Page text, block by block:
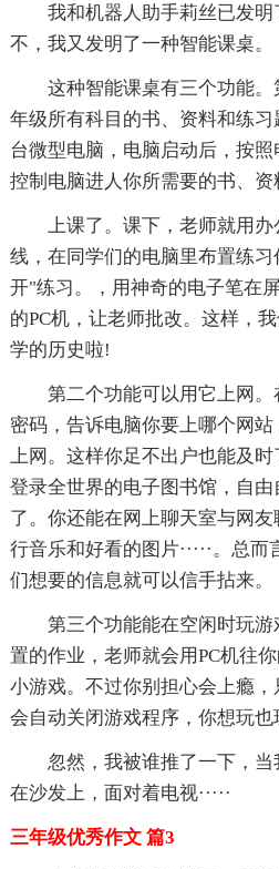
我和机器人助手莉丝已发
不，我又发明了一种智能课桌。
这种智能课桌有三个功能
年级所有科目的书、资料和练
台微型电脑，电脑启动后，按
控制电脑进人你所需要的书、
上课了。课下，老师就用
线，在同学们的电脑里布置练
开"练习。，用神奇的电子笔在
的PC机，让老师批改。这样，
学的历史啦!
第二个功能可以用它上网
密码，告诉电脑你要上哪个网
上网。这样你足不出户也能及
登录全世界的电子图书馆，自
了。你还能在网上聊天室与网
行音乐和好看的图片·····。总
们想要的信息就可以信手拈来。
第三个功能能在空闲时玩
置的作业，老师就会用PC机往
小游戏。不过你别担心会上瘾
会自动关闭游戏程序，你想玩也
忽然，我被谁推了一下，
在沙发上，面对着电视·····
三年级优秀作文 篇3